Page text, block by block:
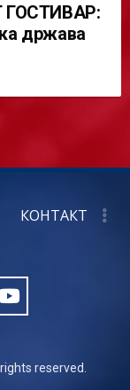
ГОСТИВАР:
држава
КОНТАКТ
reserved.